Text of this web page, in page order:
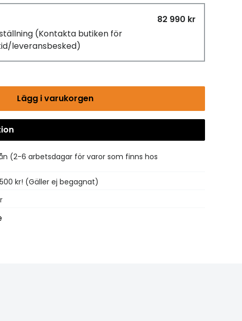
82 990 kr
(Kontakta butiken för
leveransbesked)
Lägg i varukorgen
(2-6 arbetsdagar för varor som finns hos
kr! (Gäller ej begagnat)